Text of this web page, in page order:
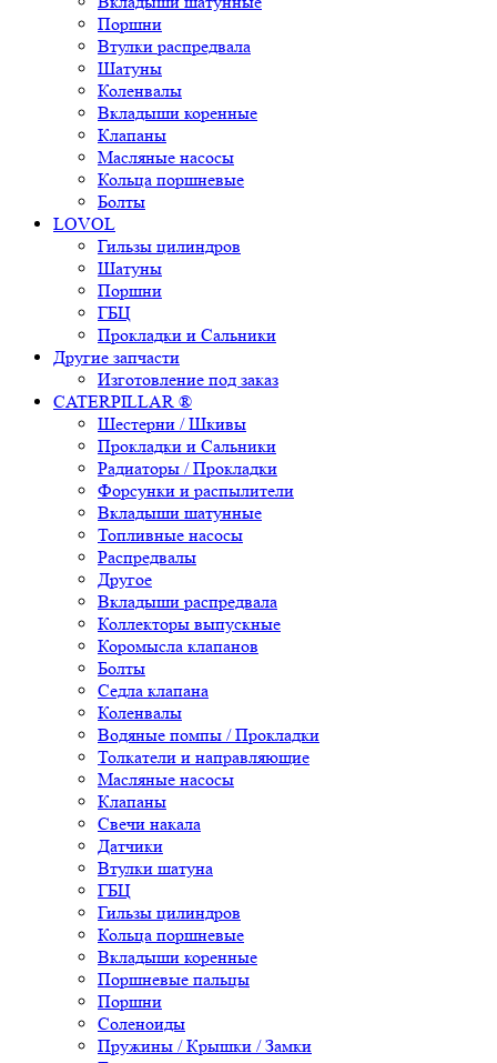
Поршни
Втулки распредвала
Шатуны
Коленвалы
Вкладыши коренные
Клапаны
Масляные насосы
Кольца поршневые
Болты
LOVOL
Гильзы цилиндров
Шатуны
Поршни
ГБЦ
Прокладки и Сальники
Другие запчасти
Изготовление под заказ
CATERPILLAR ®
Шестерни / Шкивы
Прокладки и Сальники
Радиаторы / Прокладки
Форсунки и распылители
Вкладыши шатунные
Топливные насосы
Распредвалы
Другое
Вкладыши распредвала
Коллекторы выпускные
Коромысла клапанов
Болты
Седла клапана
Коленвалы
Водяные помпы / Прокладки
Толкатели и направляющие
Масляные насосы
Клапаны
Свечи накала
Датчики
Втулки шатуна
ГБЦ
Гильзы цилиндров
Кольца поршневые
Вкладыши коренные
Поршневые пальцы
Поршни
Соленоиды
Пружины / Крышки / Замки